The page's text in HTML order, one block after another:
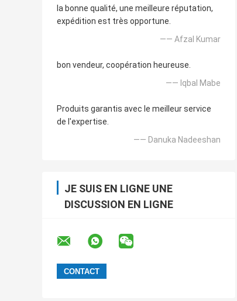
la bonne qualité, une meilleure réputation,
expédition est très opportune.
—— Afzal Kumar
bon vendeur, coopération heureuse.
—— Iqbal Mabe
Produits garantis avec le meilleur service
de l'expertise.
—— Danuka Nadeeshan
JE SUIS EN LIGNE UNE
DISCUSSION EN LIGNE